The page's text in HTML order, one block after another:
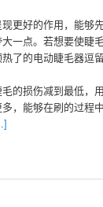
更好的作用，能够
一点。若想要使睫
了的电动睫毛器逗留
的损伤减到最低，
，能够在刷的过程